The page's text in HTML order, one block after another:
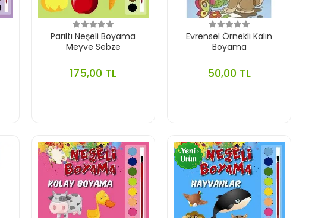
Parıltı Neşeli Boyama
Meyve Sebze
175,00 TL
Evrensel Örnekli Kalın
Boyama
50,00 TL